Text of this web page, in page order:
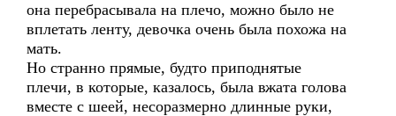
она перебрасывала на плечо, можно было не
вплетать ленту, девочка очень была похожа на
мать.
Но странно прямые, будто приподнятые
плечи, в которые, казалось, была вжата голова
вместе с шеей, несоразмерно длинные руки,